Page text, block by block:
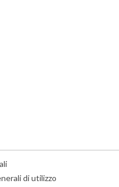
di utilizzo
web.